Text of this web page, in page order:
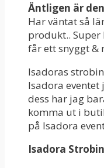
Äntligen är
Har väntat så
produkt..
får ett snyggt &
Isadoras
Isadora eventet
dess har jag
komma ut i
på Isadora
Isadora